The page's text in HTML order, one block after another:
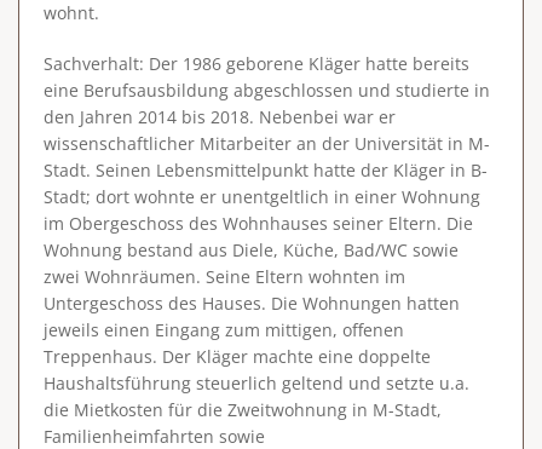
wohnt.
Sachverhalt: Der 1986 geborene Kläger hatte bereits
eine Berufsausbildung abgeschlossen und studierte in
den Jahren 2014 bis 2018. Nebenbei war er
wissenschaftlicher Mitarbeiter an der Universität in M-
Stadt. Seinen Lebensmittelpunkt hatte der Kläger in B-
Stadt; dort wohnte er unentgeltlich in einer Wohnung
im Obergeschoss des Wohnhauses seiner Eltern. Die
Wohnung bestand aus Diele, Küche, Bad/WC sowie
zwei Wohnräumen. Seine Eltern wohnten im
Untergeschoss des Hauses. Die Wohnungen hatten
jeweils einen Eingang zum mittigen, offenen
Treppenhaus. Der Kläger machte eine doppelte
Haushaltsführung steuerlich geltend und setzte u.a.
die Mietkosten für die Zweitwohnung in M-Stadt,
Familienheimfahrten sowie